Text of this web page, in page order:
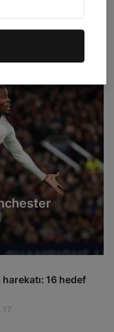
16 hedef
17